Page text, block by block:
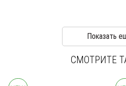
Показать
СМОТРИТЕ